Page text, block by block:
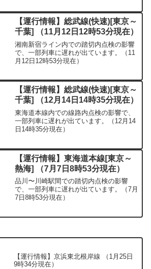
【運行情報】総武線(快速)[東京～
千葉] （11月12日12時53分現在）
湘南新宿ライン内での踏切内点検の影響
で、一部列車に遅れが出ています。（11
月12日12時53分現在）
【運行情報】総武線(快速)[東京～
千葉] （12月14日14時35分現在）
東海道本線内での線路内点検の影響で、
一部列車に遅れが出ています。（12月14
日14時35分現在）
【運行情報】東海道本線[東京～
熱海] （7月7日8時53分現在）
品川〜川崎駅間での踏切内点検の影響
で、一部列車に遅れが出ています。（7月
7日8時53分現在）
【運行情報】京浜東北根岸線 （1月25日
9時34分現在）